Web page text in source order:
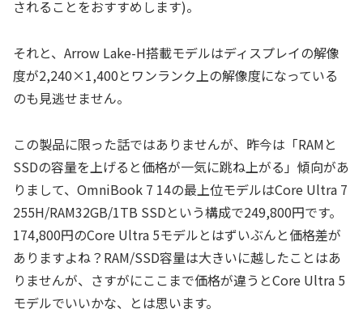
されることをおすすめします)。
それと、Arrow Lake-H搭載モデルはディスプレイの解像
度が2,240×1,400とワンランク上の解像度になっている
のも見逃せません。
この製品に限った話ではありませんが、昨今は「RAMと
SSDの容量を上げると価格が一気に跳ね上がる」傾向があ
りまして、OmniBook 7 14の最上位モデルはCore Ultra 7
255H/RAM32GB/1TB SSDという構成で249,800円です。
174,800円のCore Ultra 5モデルとはずいぶんと価格差が
ありますよね？RAM/SSD容量は大きいに越したことはあ
りませんが、さすがにここまで価格が違うとCore Ultra 5
モデルでいいかな、とは思います。